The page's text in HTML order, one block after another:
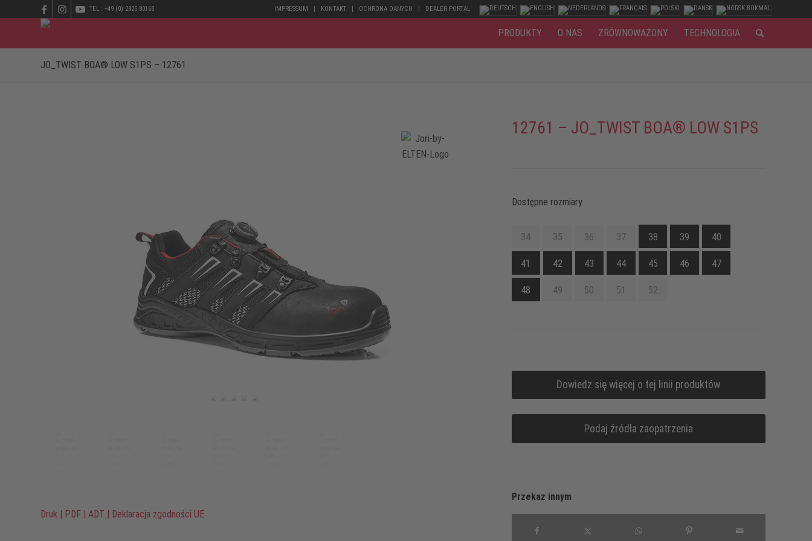
IMPRESSUM KONTAKT OCHRONA DANYCH DEALER PORTAL
TEL.: +49 (0) 2825 80168
PRODUKTY O NAS ZRÓWNOWAŻONY TECHNOLOGIA
JO_TWIST BOA® LOW S1PS – 12761
Druk | PDF | ADT | Deklaracja zgodności UE
12761 – JO_TWIST BOA® LOW S1PS
Dostępne rozmiary
34 35 36 37 38 39 40
41 42 43 44 45 46 47
48 49 50 51 52
Dowiedz się więcej o tej linii produktów
Podaj źródła zaopatrzenia
Przekaz innym